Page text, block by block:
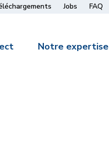
Jobs FAQ
Notre expertise